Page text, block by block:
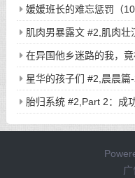
媛媛班长的难忘惩罚（10
肌肉男暴露文 #2,肌肉壮
在异国他乡迷路的我，
人争夺？ #5,【连载其五
爵与金发未亡人争夺？
星华的孩子们 #2,晨晨篇
胎归系统 #2,Part 2：成
荡，把她彻底调教成稍微